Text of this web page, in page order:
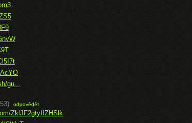
gu...
odpovědět
ZklJF2gtyIIZHSlk